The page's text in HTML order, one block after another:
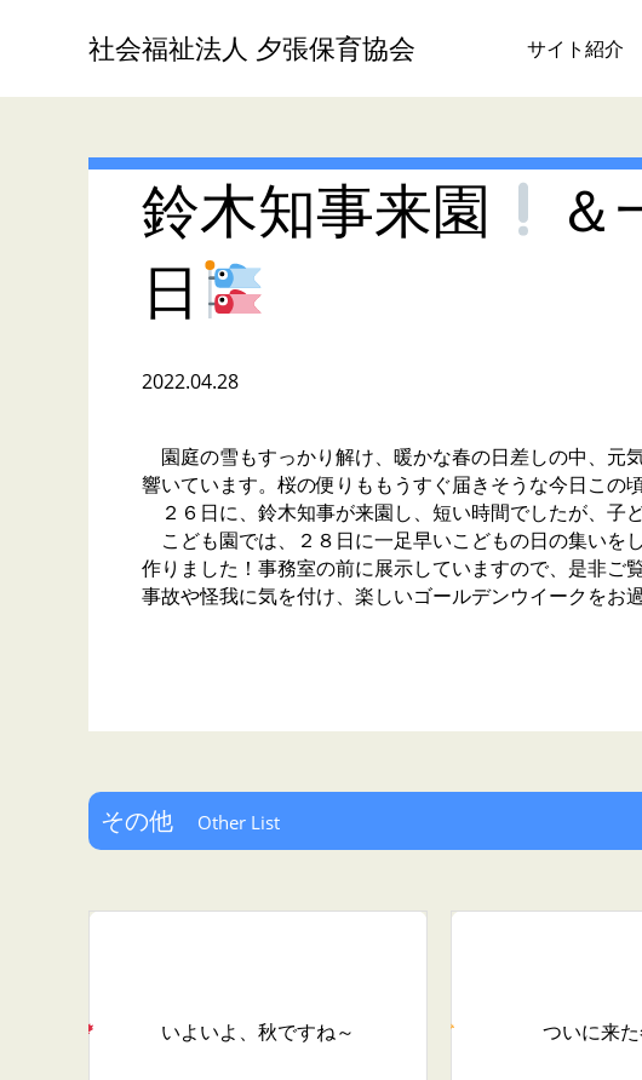
社会福祉法人 夕張保育協会 サイト紹介
鈴木知事来園
日
2022.04.28
園庭の雪もすっかり解け、暖かな春の日差しの中、元
響いています。桜の便りももうすぐ届きそうな今日この頃
２６日に、鈴木知事が来園し、短い時間でしたが、子
こども園では、２８日に一足早いこどもの日の集いを
作りました！事務室の前に展示していますので、是非ご
事故や怪我に気を付け、楽しいゴールデンウイークをお
その他 Other List
いよいよ、秋ですね～ ついに来